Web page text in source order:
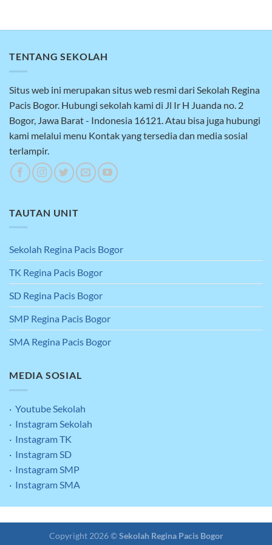
TENTANG SEKOLAH
Situs web ini merupakan situs web resmi dari Sekolah Regina
Pacis Bogor. Hubungi sekolah kami di Jl Ir H Juanda no. 2
Bogor, Jawa Barat - Indonesia 16121. Atau bisa juga hubungi
kami melalui menu Kontak yang tersedia dan media sosial
terlampir.
TAUTAN UNIT
Sekolah Regina Pacis Bogor
TK Regina Pacis Bogor
SD Regina Pacis Bogor
SMP Regina Pacis Bogor
SMA Regina Pacis Bogor
MEDIA SOSIAL
· Youtube Sekolah
· Instagram Sekolah
· Instagram TK
· Instagram SD
· Instagram SMP
· Instagram SMA
Copyright 2026 ©Sekolah Regina Pacis Bogor